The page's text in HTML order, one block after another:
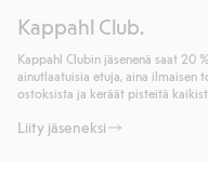
noutopisteeseen tai
kotiinkuljetuksella 6,99 €,
Lue lisää
Lisätietoja Klarnan
Lue lisää
Kappahl Club.
Kappahl Clubin jäsenenä saat 20
ainutlaatuisia etuja, aina ilmaisen
ostoksista ja keräät pisteitä
Liity jäseneksi